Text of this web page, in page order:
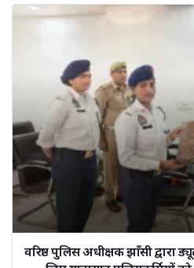
वरिष्ठ पुलिस अधीक्षक झाँसी द्वारा